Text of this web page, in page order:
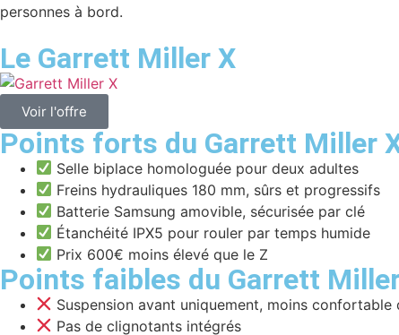
personnes à bord.
Le Garrett Miller X
Voir l'offre
Points forts du Garrett Miller
Selle biplace homologuée pour deux adultes
Freins hydrauliques 180 mm, sûrs et progressifs
Batterie Samsung amovible, sécurisée par clé
Étanchéité IPX5 pour rouler par temps humide
Prix 600€ moins élevé que le Z
Points faibles du Garrett
Suspension avant uniquement, moins confortable
Pas de clignotants intégrés